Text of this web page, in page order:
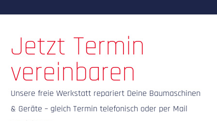
Jetzt Termin
vereinbaren
Unsere freie Werkstatt repariert Deine Baumaschinen
& Geräte – gleich Termin telefonisch oder per Mail